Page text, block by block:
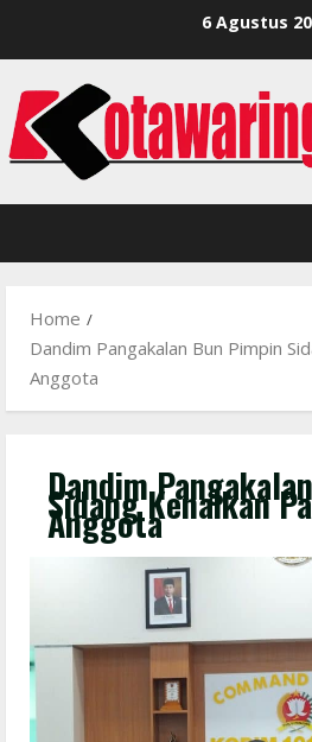
6 Agustus
Home
Dandim Pangakalan Bun Pimpin
Anggota
Dandim
Sidang Kenaikan
Anggota